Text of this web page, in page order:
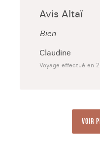
Avis Altaï
Bien
Claudine
Voyage effectué en
Voir